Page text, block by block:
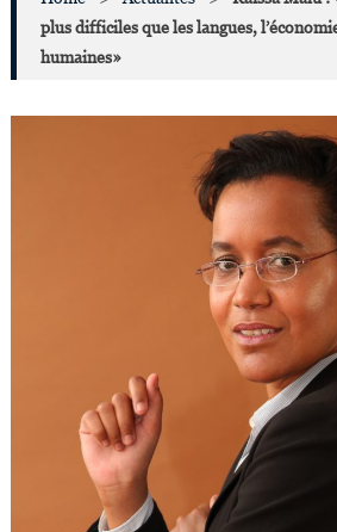
plus difficiles que les langues,
humaines»